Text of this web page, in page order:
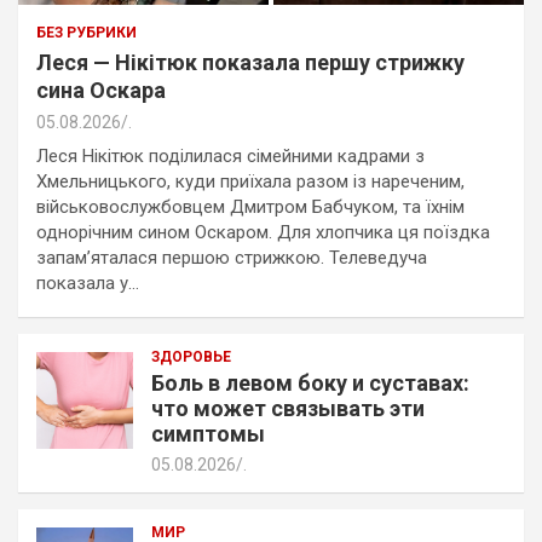
БЕЗ РУБРИКИ
Леся — Нікітюк показала першу стрижку
сина Оскара
05.08.2026
Леся Нікітюк поділилася сімейними кадрами з
Хмельницького, куди приїхала разом із нареченим,
військовослужбовцем Дмитром Бабчуком, та їхнім
однорічним сином Оскаром. Для хлопчика ця поїздка
запам’яталася першою стрижкою. Телеведуча
показала у…
ЗДОРОВЬЕ
Боль в левом боку и суставах:
что может связывать эти
симптомы
05.08.2026
МИР